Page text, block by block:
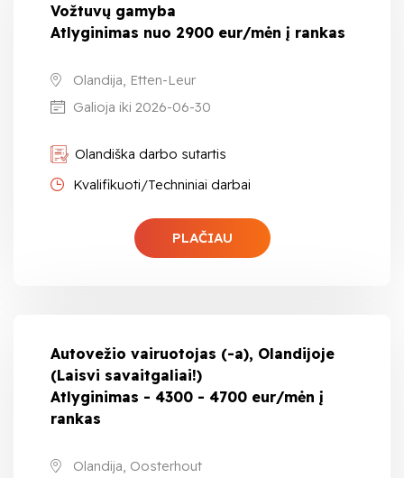
Vožtuvų gamyba
Atlyginimas nuo 2900 eur/mėn į rankas
Olandija, Etten-Leur
Galioja iki 2026-06-30
Olandiška darbo sutartis
Kvalifikuoti/Techniniai darbai
PLAČIAU
Autovežio vairuotojas (-a), Olandijoje
(Laisvi savaitgaliai!)
Atlyginimas - 4300 - 4700 eur/mėn į
rankas
Olandija, Oosterhout